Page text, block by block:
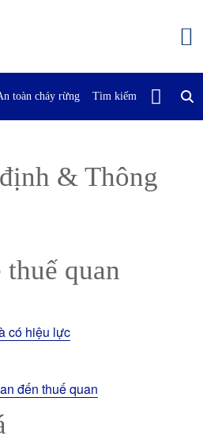
toàn cháy rừng Tìm kiếm Liên Hệ
& Thông
quan
có hiệu lực
đến thuế quan